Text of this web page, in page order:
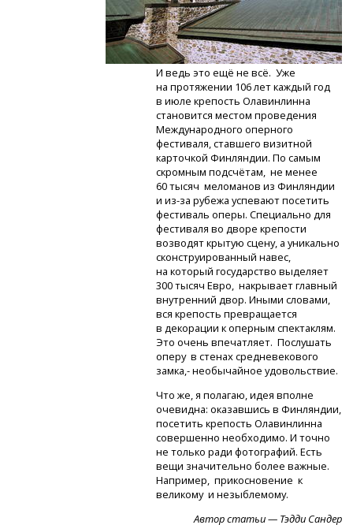
И ведь это ещё не всё. Уже
на протяжении 106 лет каждый год
в июле крепость Олавинлинна
становится местом проведения
Международного оперного
фестиваля, ставшего визитной
карточкой Финляндии. По самым
скромным подсчётам, не менее
60 тысяч меломанов из Финляндии
и из-за рубежа успевают посетить
фестиваль оперы. Специально для
фестиваля во дворе крепости
возводят крытую сцену, а уникально
сконструированный навес,
на который государство выделяет
300 тысяч Евро, накрывает главный
внутренний двор. Иными словами,
вся крепость превращается
в декорации к оперным спектаклям.
Это очень впечатляет. Послушать
оперу в стенах средневекового
замка,- необычайное удовольствие.
Что же, я полагаю, идея вполне
очевидна: оказавшись в Финляндии,
посетить крепость Олавинлинна
совершенно необходимо. И точно
не только ради фотографий. Есть
вещи значительно более важные.
Например, прикосновение к
великому и незыблемому.
Автор статьи — Тэдди Сандер